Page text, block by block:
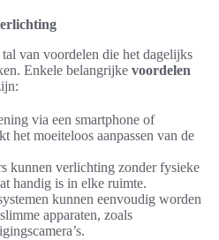
van voordelen die het dagelijks
Enkele belangrijke voordelen
via een smartphone of
het moeiteloos aanpassen van de
kunnen verlichting zonder fysieke
handig is in elke ruimte.
kunnen eenvoudig worden
apparaten, zoals